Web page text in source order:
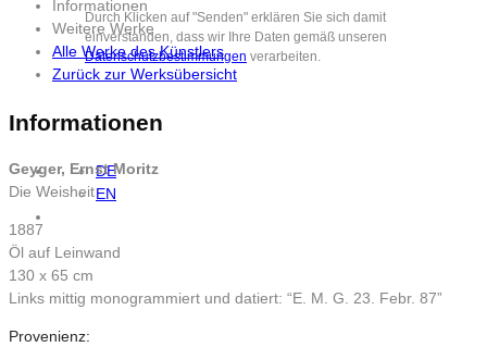
Durch Klicken auf "Senden" erklären Sie sich damit
einverstanden, dass wir Ihre Daten gemäß unseren
Datenschutzbestimmungen verarbeiten.
DE
EN
Informationen
Weitere Werke
Alle Werke des Künstlers
Zurück zur Werksübersicht
Informationen
Geyger, Ernst Moritz
Die Weisheit
1887
Öl auf Leinwand
130 x 65 cm
Links mittig monogrammiert und datiert: “E. M. G. 23. Febr. 87”
Provenienz: